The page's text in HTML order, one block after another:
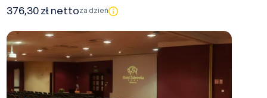
376,30 zł nettoza dzień
1 + 2 + 3 + 4